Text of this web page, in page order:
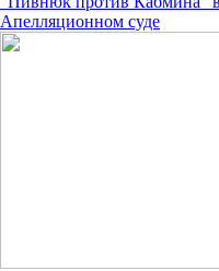
Апелляционном суде